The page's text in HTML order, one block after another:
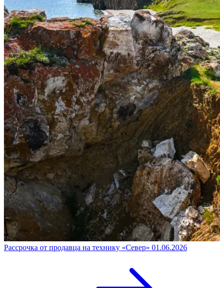
Рассрочка от продавца на технику «Север» 01.06.2026